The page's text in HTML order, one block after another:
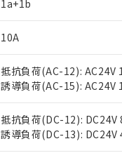
1a+1b
10A
抵抗負荷(AC-12): AC24V
誘導負荷(AC-15): AC24V
抵抗負荷(DC-12):
誘導負荷(DC-13):
くものです。
当社制御機器事
在庫状況および
のであり、閲覧
い。
正式な納期状況
当社販売員にご
があります。
*EU RoHS指令（10物質）：
鉛(Pb) 1000ppm以下、 水
フタル酸ビス(2-エチルヘキ
ル（DBP） 1000ppm以下
但し、RoHS指令で産業用監
フタル酸エステル類の４物
「○」：最大均質材料
「×」：最大均質材料
「－」：未確認です
*中国RoHS10物質の基準値
Pb(鉛) :1000ppm、 Hg(水銀
Cr(Ⅵ)(六価クロム) :
DEHP(フタル酸ビス(2-エチ
う）を輸出また
などの必要な手
当社は規制貨物
ます。
当社は貴社製品
置等に一切使用
記
号
説明
○ 一定数以上